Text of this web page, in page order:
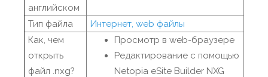
английском
Тип файла
Интернет, web файлы
Как, чем
открыть
файл .nxg?
Просмотр в web-браузере
Редактирование с помощью
Netopia eSite Builder NXG